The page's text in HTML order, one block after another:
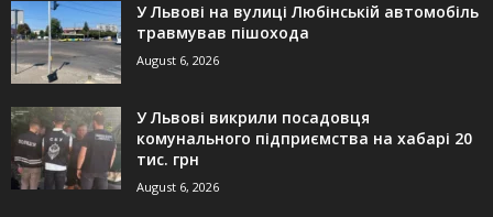
У Львові на вулиці Любінській автомобіль
травмував пішохода
August 6, 2026
У Львові викрили посадовця
комунального підприємства на хабарі 20
тис. грн
August 6, 2026